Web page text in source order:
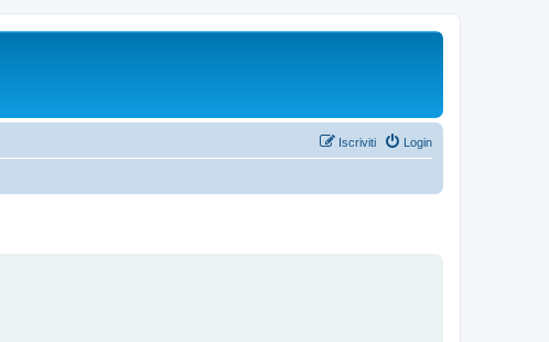
Login
Iscriviti